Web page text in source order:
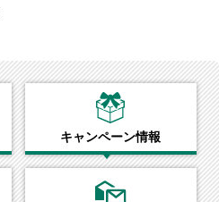
キャンペーン情報